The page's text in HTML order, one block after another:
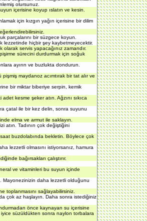
olursunuz.
içerisine koyup ıslatın ve kesin.
için kızgın yağın içerisine bir dilim
parçalarını bir süzgece koyun.
lezzetinde hiçbir şey kaybetmeyecektir.
servis yapacağınız zamandır.
sürecini durdurmak için soğuk
ayırın ve buzlukta dondurun.
maydanoz acımtırak bir tat alır ve
bir miktar biberiye serpin, kemik
kesme şeker atın. Ağzını sıkıca
çatal ile bir kez delin, sonra suyunu
elma ve armut ile saklayın.
atın. Tadının çok değiştiğini
saat buzdolabında bekletin. Böylece çok
lezzetli olmasını istiyorsanız, hamura
bağırsakları çalıştırır.
ve vitaminleri bu suyun içinde
Mayonezinizin daha lezzetli olduğunu
toplanmasını sağlayabilirsiniz.
çok az haşlayın. Daha sonra istediğiniz
önce kaynayan su içerisine
süzüldükten sonra naylon torbalara